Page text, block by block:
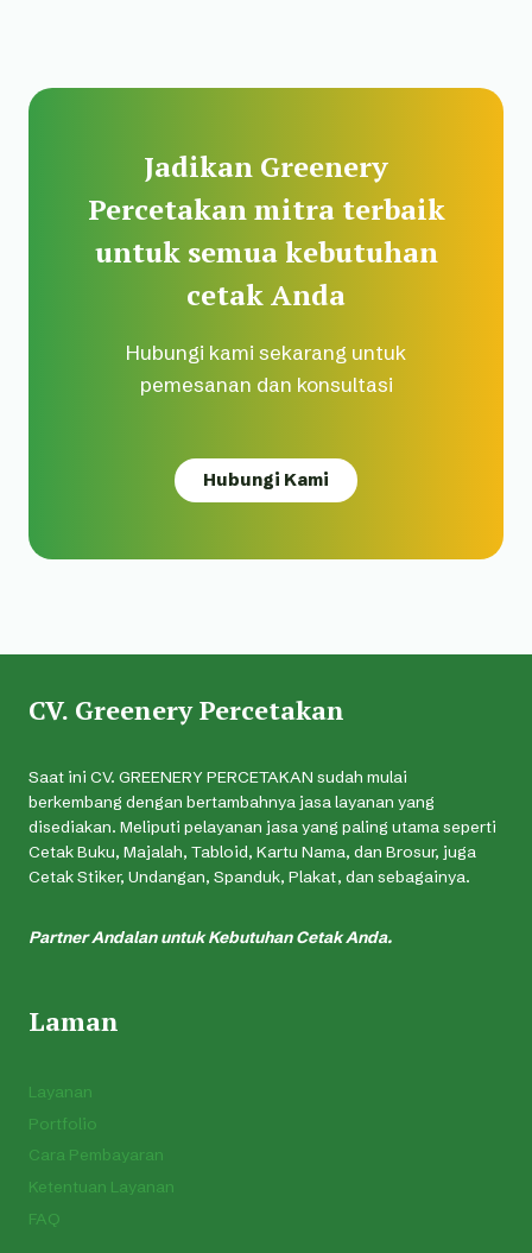
Jadikan Greenery
Percetakan mitra terbaik
untuk semua kebutuhan
cetak Anda
Hubungi kami sekarang untuk
pemesanan dan konsultasi
Hubungi Kami
CV. Greenery Percetakan
Saat ini CV. GREENERY PERCETAKAN sudah mulai
berkembang dengan bertambahnya jasa layanan yang
disediakan. Meliputi pelayanan jasa yang paling utama seperti
Cetak Buku, Majalah, Tabloid, Kartu Nama, dan Brosur, juga
Cetak Stiker, Undangan, Spanduk, Plakat, dan sebagainya.
Partner Andalan untuk Kebutuhan Cetak Anda.
Laman
Layanan
Portfolio
Cara Pembayaran
Ketentuan Layanan
FAQ